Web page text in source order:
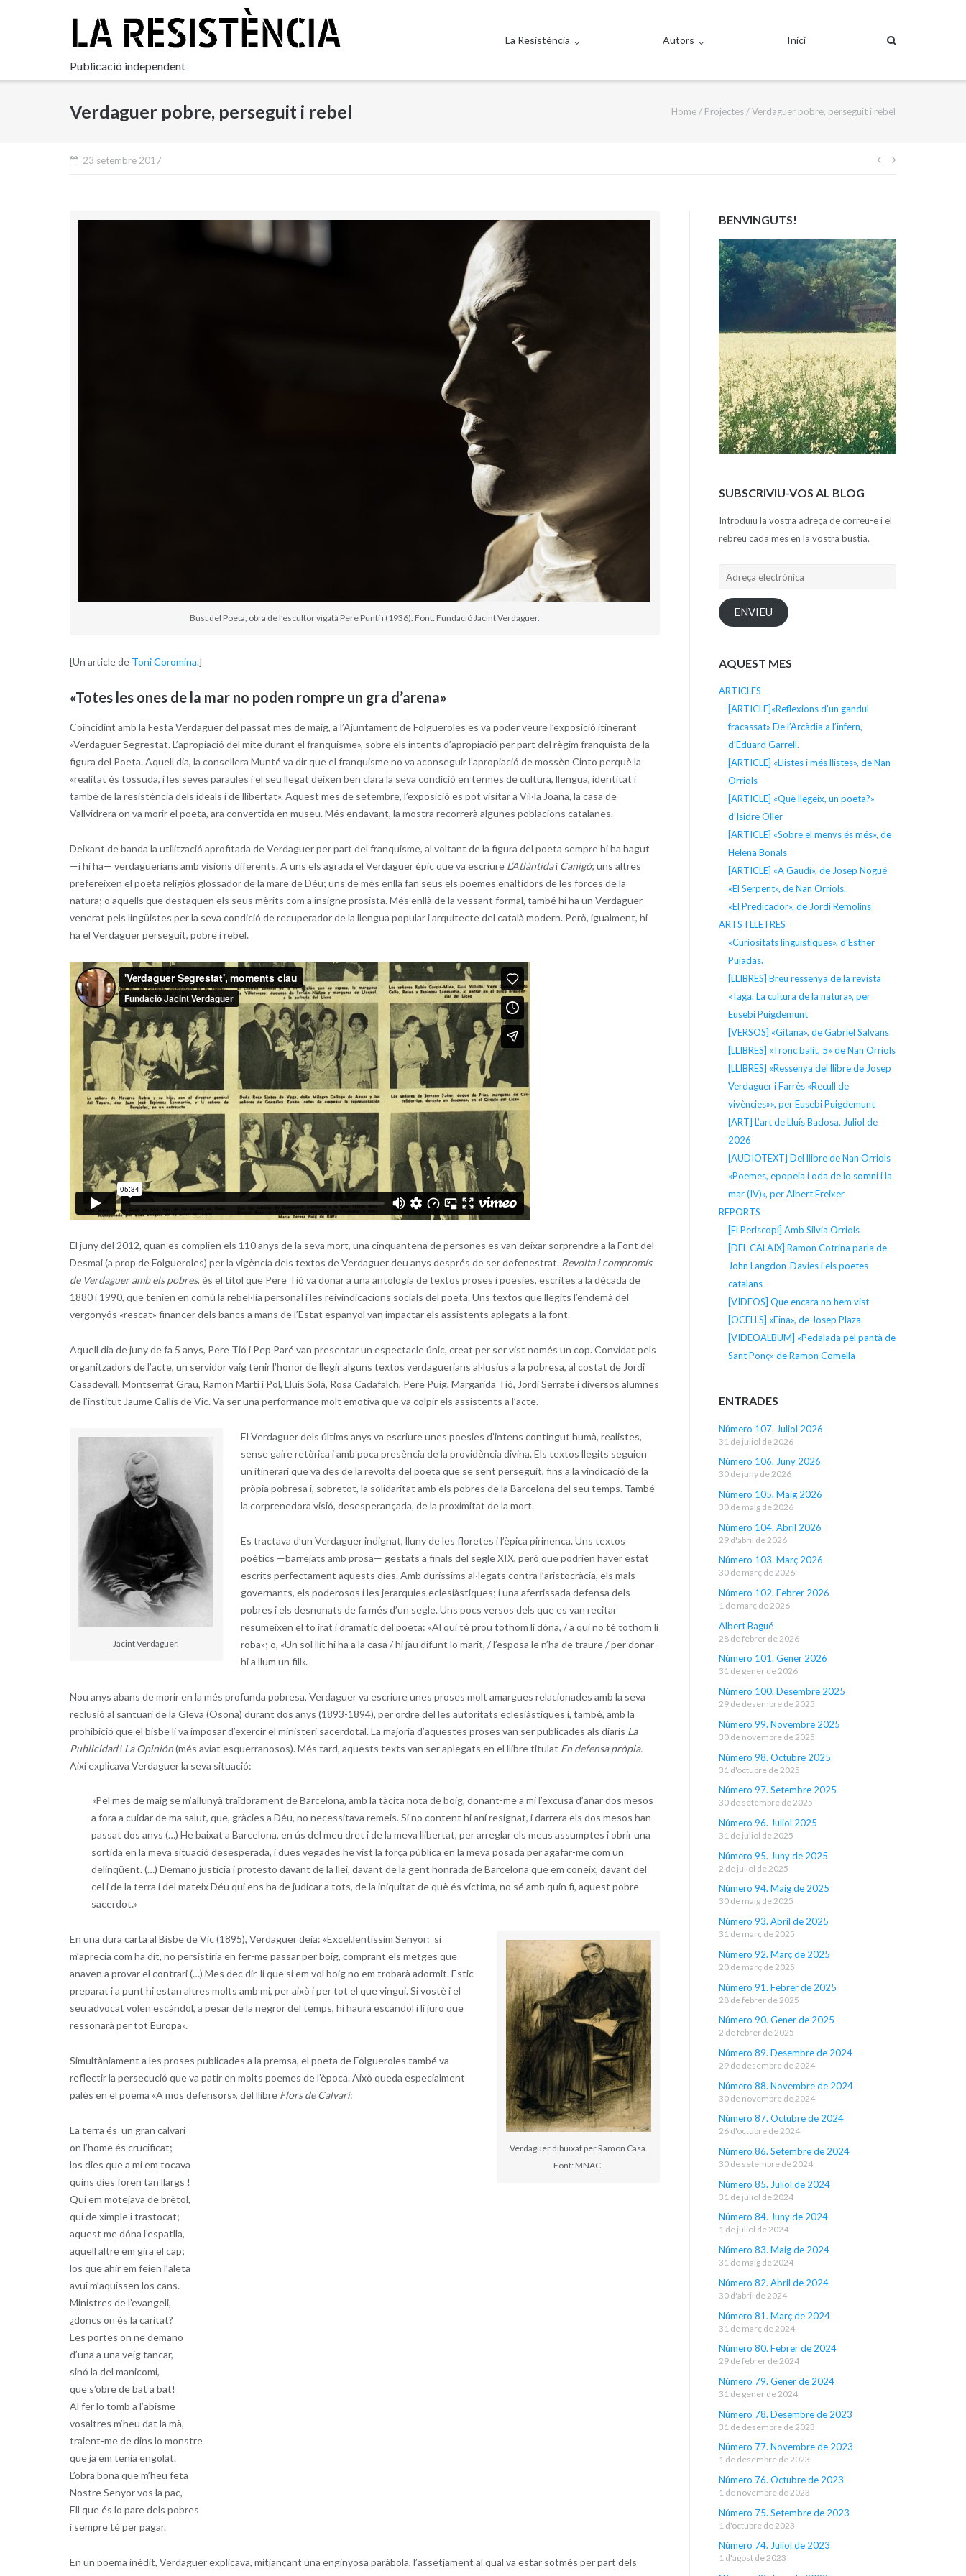
Publicació independent
La Resistència Autors Inici
Verdaguer pobre, perseguit i rebel Home/ Projectes/Verdaguer pobre, perseguit i rebel
23 setembre 2017
Navegació
Bust del Poeta, obra de l’escultor vigatà Pere Puntí i (1936). Font: Fundació Jacint Verdaguer.
[Un article de Toni Coromina.]
«Totes les ones de la mar no poden rompre un gra d’arena»
Coincidint amb la Festa Verdaguer del passat mes de maig, a l’Ajuntament de Folgueroles es va poder veure l’exposició itinerant
«Verdaguer Segrestat. L’apropiació del mite durant el franquisme», sobre els intents d’apropiació per part del règim franquista de la
figura del Poeta. Aquell dia, la consellera Munté va dir que el franquisme no va aconseguir l’apropiació de mossèn Cinto perquè la
«realitat és tossuda, i les seves paraules i el seu llegat deixen ben clara la seva condició en termes de cultura, llengua, identitat i
també de la resistència dels ideals i de llibertat». Aquest mes de setembre, l’exposició es pot visitar a Vil·la Joana, la casa de
Vallvidrera on va morir el poeta, ara convertida en museu. Més endavant, la mostra recorrerà algunes poblacions catalanes.
Deixant de banda la utilització aprofitada de Verdaguer per part del franquisme, al voltant de la figura del poeta sempre hi ha hagut
—i hi ha— verdaguerians amb visions diferents. A uns els agrada el Verdaguer èpic que va escriure L’Atlàntidai Canigó; uns altres
prefereixen el poeta religiós glossador de la mare de Déu; uns de més enllà fan seus els poemes enaltidors de les forces de la
natura; o aquells que destaquen els seus mèrits com a insigne prosista. Més enllà de la vessant formal, també hi ha un Verdaguer
venerat pels lingüistes per la seva condició de recuperador de la llengua popular i arquitecte del català modern. Però, igualment, hi
ha el Verdaguer perseguit, pobre i rebel.
El juny del 2012, quan es complien els 110 anys de la seva mort, una cinquantena de persones es van deixar sorprendre a la Font del
Desmai (a prop de Folgueroles) per la vigència dels textos de Verdaguer deu anys després de ser defenestrat. Revolta i compromís
de Verdaguer amb els pobres, és el títol que Pere Tió va donar a una antologia de textos proses i poesies, escrites a la dècada de
1880 i 1990, que tenien en comú la rebel·lia personal i les reivindicacions socials del poeta. Uns textos que llegits l’endemà del
vergonyós «rescat» financer dels bancs a mans de l’Estat espanyol van impactar els assistents aplegats a la font.
Aquell dia de juny de fa 5 anys, Pere Tió i Pep Paré van presentar un espectacle únic, creat per ser vist només un cop. Convidat pels
organitzadors de l’acte, un servidor vaig tenir l’honor de llegir alguns textos verdaguerians al·lusius a la pobresa, al costat de Jordi
Casadevall, Montserrat Grau, Ramon Martí i Pol, Lluís Solà, Rosa Cadafalch, Pere Puig, Margarida Tió, Jordi Serrate i diversos alumnes
de l’institut Jaume Callís de Vic. Va ser una performance molt emotiva que va colpir els assistents a l’acte.
Jacint Verdaguer.
El Verdaguer dels últims anys va escriure unes poesies d’intens contingut humà, realistes,
sense gaire retòrica i amb poca presència de la providència divina. Els textos llegits seguien
un itinerari que va des de la revolta del poeta que se sent perseguit, fins a la vindicació de la
pròpia pobresa i, sobretot, la solidaritat amb els pobres de la Barcelona del seu temps. També
la corprenedora visió, desesperançada, de la proximitat de la mort.
Es tractava d’un Verdaguer indignat, lluny de les floretes i l’èpica pirinenca. Uns textos
poètics —barrejats amb prosa— gestats a finals del segle XIX, però que podrien haver estat
escrits perfectament aquests dies. Amb duríssims al·legats contra l’aristocràcia, els mals
governants, els poderosos i les jerarquies eclesiàstiques; i una aferrissada defensa dels
pobres i els desnonats de fa més d’un segle. Uns pocs versos dels que es van recitar
resumeixen el to irat i dramàtic del poeta: «Al qui té prou tothom li dóna, / a qui no té tothom li
roba»; o, «Un sol llit hi ha a la casa / hi jau difunt lo marit, / l’esposa le n’ha de traure / per donar-
hi a llum un fill».
Nou anys abans de morir en la més profunda pobresa, Verdaguer va escriure unes proses molt amargues relacionades amb la seva
reclusió al santuari de la Gleva (Osona) durant dos anys (1893-1894), per ordre del les autoritats eclesiàstiques i, també, amb la
prohibició que el bisbe li va imposar d’exercir el ministeri sacerdotal. La majoria d’aquestes proses van ser publicades als diaris La
Publicidadi La Opinión(més aviat esquerranosos). Més tard, aquests texts van ser aplegats en el llibre titulat En defensa pròpia.
Així explicava Verdaguer la seva situació:
«Pel mes de maig se m’allunyà traïdorament de Barcelona, amb la tàcita nota de boig, donant-me a mi l’excusa d’anar dos mesos
a fora a cuidar de ma salut, que, gràcies a Déu, no necessitava remeis. Si no content hi aní resignat, i darrera els dos mesos han
passat dos anys (…) He baixat a Barcelona, en ús del meu dret i de la meva llibertat, per arreglar els meus assumptes i obrir una
sortida en la meva situació desesperada, i dues vegades he vist la força pública en la meva posada per agafar-me com un
delinqüent. (…) Demano justícia i protesto davant de la llei, davant de la gent honrada de Barcelona que em coneix, davant del
cel i de la terra i del mateix Déu qui ens ha de judicar a tots, de la iniquitat de què és víctima, no sé amb quin fi, aquest pobre
sacerdot.»
Verdaguer dibuixat per Ramon Casa.
Font: MNAC.
En una dura carta al Bisbe de Vic (1895), Verdaguer deia: «Excel.lentíssim Senyor: si
m’aprecia com ha dit, no persistiria en fer-me passar per boig, comprant els metges que
anaven a provar el contrari (…) Mes dec dir-li que si em vol boig no em trobarà adormit. Estic
preparat i a punt hi estan altres molts amb mi, per això i per tot el que vingui. Si vostè i el
seu advocat volen escàndol, a pesar de la negror del temps, hi haurà escàndol i li juro que
ressonarà per tot Europa».
Simultàniament a les proses publicades a la premsa, el poeta de Folgueroles també va
reflectir la persecució que va patir en molts poemes de l’època. Això queda especialment
palès en el poema «A mos defensors», del llibre Flors de Calvari:
La terra és un gran calvari
on l’home és crucificat;
los dies que a mi em tocava
quins dies foren tan llargs !
Qui em motejava de brètol,
qui de ximple i trastocat;
aquest me dóna l’espatlla,
aquell altre em gira el cap;
los que ahir em feien l’aleta
avui m’aquissen los cans.
Ministres de l’evangeli,
¿doncs on és la caritat?
Les portes on ne demano
d’una a una veig tancar,
sinó la del manicomi,
que s’obre de bat a bat!
Al fer lo tomb a l’abisme
vosaltres m’heu dat la mà,
traient-me de dins lo monstre
que ja em tenia engolat.
L’obra bona que m’heu feta
Nostre Senyor vos la pac,
Ell que és lo pare dels pobres
i sempre té per pagar.
En un poema inèdit, Verdaguer explicava, mitjançant una enginyosa paràbola, l’assetjament al qual va estar sotmès per part dels
BENVINGUTS!
SUBSCRIVIU-VOS AL BLOG
Introduïu la vostra adreça de correu-e i el
rebreu cada mes en la vostra bústia.
Adreça
ENVIEU
AQUEST MES
ARTICLES
[ARTICLE]«Reflexions d’un gandul
fracassat» De l’Arcàdia a l’infern,
d’Eduard Garrell.
[ARTICLE] «Llistes i més llistes», de Nan
Orriols
[ARTICLE] «Què llegeix, un poeta?»
d’Isidre Oller
[ARTICLE] «Sobre el menys és més», de
Helena Bonals
[ARTICLE] «A Gaudí», de Josep Nogué
«El Serpent», de Nan Orriols.
«El Predicador», de Jordi Remolins
ARTS I LLETRES
«Curiositats lingüístiques», d’Esther
Pujadas.
[LLIBRES] Breu ressenya de la revista
«Taga. La cultura de la natura», per
Eusebi Puigdemunt
[VERSOS] «Gitana», de Gabriel Salvans
[LLIBRES] «Tronc balit, 5» de Nan Orriols
[LLIBRES] «Ressenya del llibre de Josep
Verdaguer i Farrès «Recull de
vivències»», per Eusebi Puigdemunt
[ART] L’art de Lluís Badosa. Juliol de
2026
[AUDIOTEXT] Del llibre de Nan Orriols
«Poemes, epopeia i oda de lo somni i la
mar (IV)», per Albert Freixer
REPORTS
[El Periscopi] Amb Silvia Orriols
[DEL CALAIX] Ramon Cotrina parla de
John Langdon-Davies i els poetes
catalans
[VÍDEOS] Que encara no hem vist
[OCELLS] «Eina», de Josep Plaza
[VIDEOALBUM] «Pedalada pel pantà de
Sant Ponç» de Ramon Comella
ENTRADES
Número 107. Juliol 2026
31 de juliol de 2026
Número 106. Juny 2026
30 de juny de 2026
Número 105. Maig 2026
30 de maig de 2026
Número 104. Abril 2026
29 d'abril de 2026
Número 103. Març 2026
30 de març de 2026
Número 102. Febrer 2026
1 de març de 2026
Albert Bagué
28 de febrer de 2026
Número 101. Gener 2026
31 de gener de 2026
Número 100. Desembre 2025
29 de desembre de 2025
Número 99. Novembre 2025
30 de novembre de 2025
Número 98. Octubre 2025
31 d'octubre de 2025
Número 97. Setembre 2025
30 de setembre de 2025
Número 96. Juliol 2025
31 de juliol de 2025
Número 95. Juny de 2025
2 de juliol de 2025
Número 94. Maig de 2025
30 de maig de 2025
Número 93. Abril de 2025
31 de març de 2025
Número 92. Març de 2025
20 de març de 2025
Número 91. Febrer de 2025
28 de febrer de 2025
Número 90. Gener de 2025
2 de febrer de 2025
Número 89. Desembre de 2024
29 de desembre de 2024
Número 88. Novembre de 2024
30 de novembre de 2024
Número 87. Octubre de 2024
26 d'octubre de 2024
Número 86. Setembre de 2024
30 de setembre de 2024
Número 85. Juliol de 2024
31 de juliol de 2024
Número 84. Juny de 2024
1 de juliol de 2024
Número 83. Maig de 2024
31 de maig de 2024
Número 82. Abril de 2024
30 d'abril de 2024
Número 81. Març de 2024
31 de març de 2024
Número 80. Febrer de 2024
29 de febrer de 2024
Número 79. Gener de 2024
31 de gener de 2024
Número 78. Desembre de 2023
31 de desembre de 2023
Número 77. Novembre de 2023
1 de desembre de 2023
Número 76. Octubre de 2023
1 de novembre de 2023
Número 75. Setembre de 2023
1 d'octubre de 2023
Número 74. Juliol de 2023
1 d'agost de 2023